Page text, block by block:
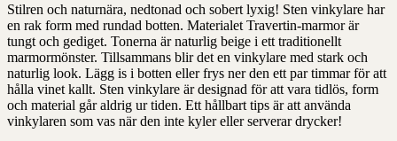
Stilren och naturnära, nedtonad och sobert lyxig! Sten vinkylare har
en rak form med rundad botten. Materialet Travertin-marmor är
tungt och gediget. Tonerna är naturlig beige i ett traditionellt
marmormönster. Tillsammans blir det en vinkylare med stark och
naturlig look. Lägg is i botten eller frys ner den ett par timmar för att
hålla vinet kallt. Sten vinkylare är designad för att vara tidlös, form
och material går aldrig ur tiden. Ett hållbart tips är att använda
vinkylaren som vas när den inte kyler eller serverar drycker!